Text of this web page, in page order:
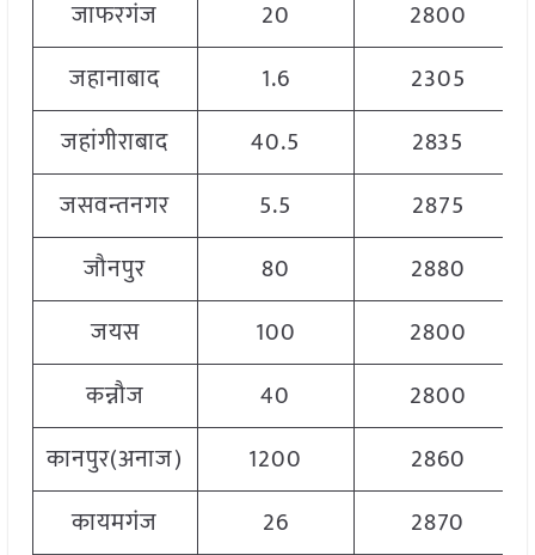
जाफरगंज 20
2800
जहानाबाद
1.6
2305
जहांगीराबाद
40.5
2835
जसवन्तनगर
5.5
2875
जौनपुर
80
2880
जयस
100
2800
कन्नौज
40
2800
कानपुर(अनाज)
1200
2860
कायमगंज
26
2870